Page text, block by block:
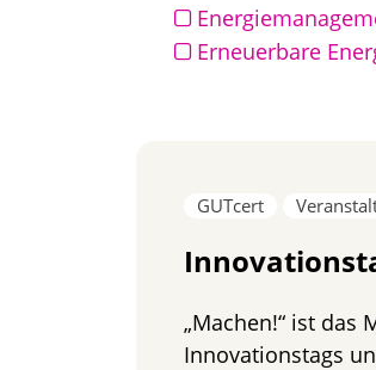
Erneuerbare
GUTcert
„Machen!“ ist das
Innovationstags